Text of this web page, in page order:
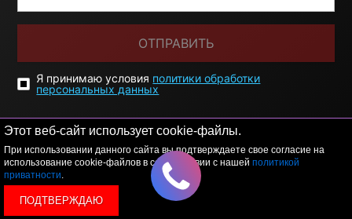
Этот веб-сайт использует cookie-файлы.
При использовании данного сайта вы подтверждаете свое согласие на
использование cookie-файлов в соответствии с нашей политикой
приватности.
ПОДТВЕРЖДАЮ
ОТПРАВИТЬ
Я принимаю условия политики обработки
персональных данных